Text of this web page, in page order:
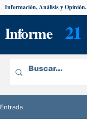
Informe 21
Información, Análisis y Opinión.
Entrada